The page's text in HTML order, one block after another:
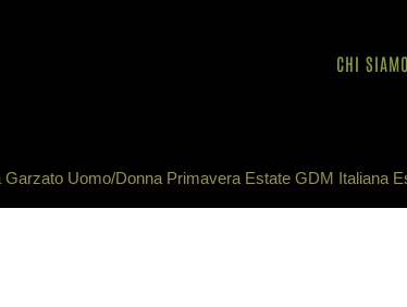
CHI SIAMO
Garzato Uomo/Donna Primavera Estate GDM Italiana